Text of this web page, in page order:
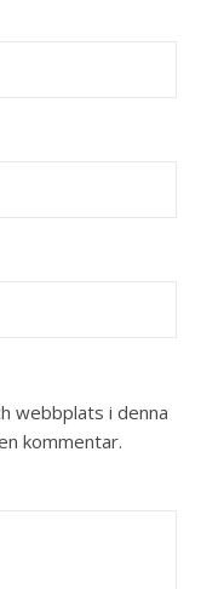
webbplats i denna
kommentar.